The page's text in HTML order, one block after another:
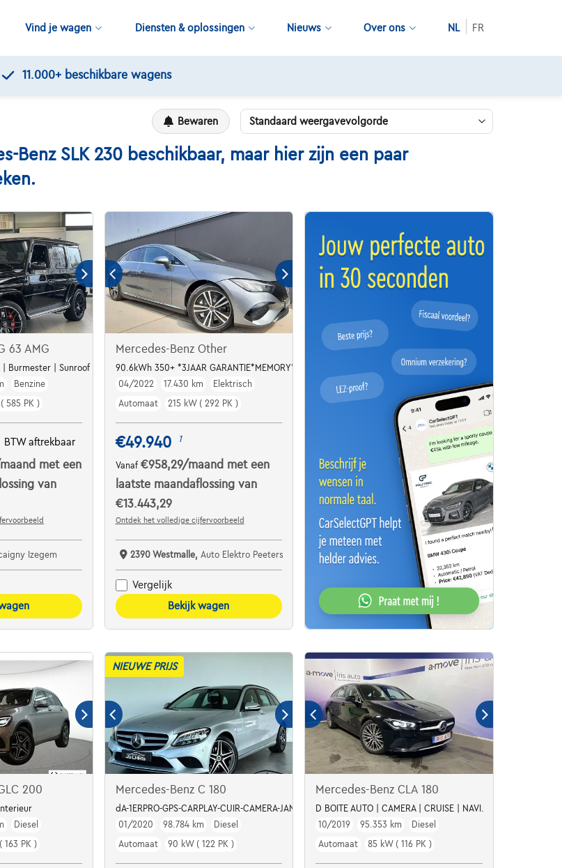
Vind je wagen Diensten & oplossingen Nieuws Over ons NL FR
11.000+ beschikbare wagens
Bewaren
Benz SLK 230 beschikbaar, maar hier zijn een paar
63 AMG
Burmester | Sunroof | Massage | 22"
Benzine
585 PK )
BTW aftrekbaar
met een
van
Izegem
Mercedes-Benz Other
90.6kWh 350+ *3JAAR GARANTIE*MEMORY*LEDER*BURMESTER
04/2022
17.430 km
Elektrisch
Automaat
215 kW ( 292 PK )
€49.940 1
Vanaf €958,29/maand met een
laatste maandaflossing van
€13.443,29
Ontdek het volledige cijfervoorbeeld
2390 Westmalle, Auto Elektro Peeters
Vergelijk
Bekijk wagen
200
Diesel
163 PK )
NIEUWE PRIJS
Mercedes-Benz C 180
dA-1ERPRO-GPS-CARPLAY-CUIR-CAMERA-JANTES19-PDC
01/2020
98.784 km
Diesel
Automaat
90 kW ( 122 PK )
Mercedes-Benz CLA 180
D BOITE AUTO | CAMERA | CRUISE | NAVI.
10/2019
95.353 km
Diesel
Automaat
85 kW ( 116 PK )